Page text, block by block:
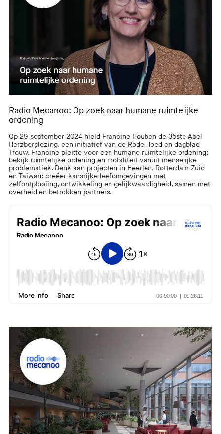
Radio Mecanoo: Op zoek naar humane ruimtelijke
ordening
Op 29 september 2024 hield Francine Houben de 35ste Abel
Herzberglezing, een initiatief van de Rode Hoed en dagblad
Trouw. Francine pleitte voor een humane ruimtelijke ordening:
bekijk ruimtelijke ordening en mobiliteit vanuit menselijke
problematiek. Denk aan projecten in Heerlen, Rotterdam Zuid
en Taiwan: creëer kansrijke leefomgevingen met
zelfontplooiing, ontwikkeling en gelijkwaardigheid, samen met
overheid en betrokken partners.